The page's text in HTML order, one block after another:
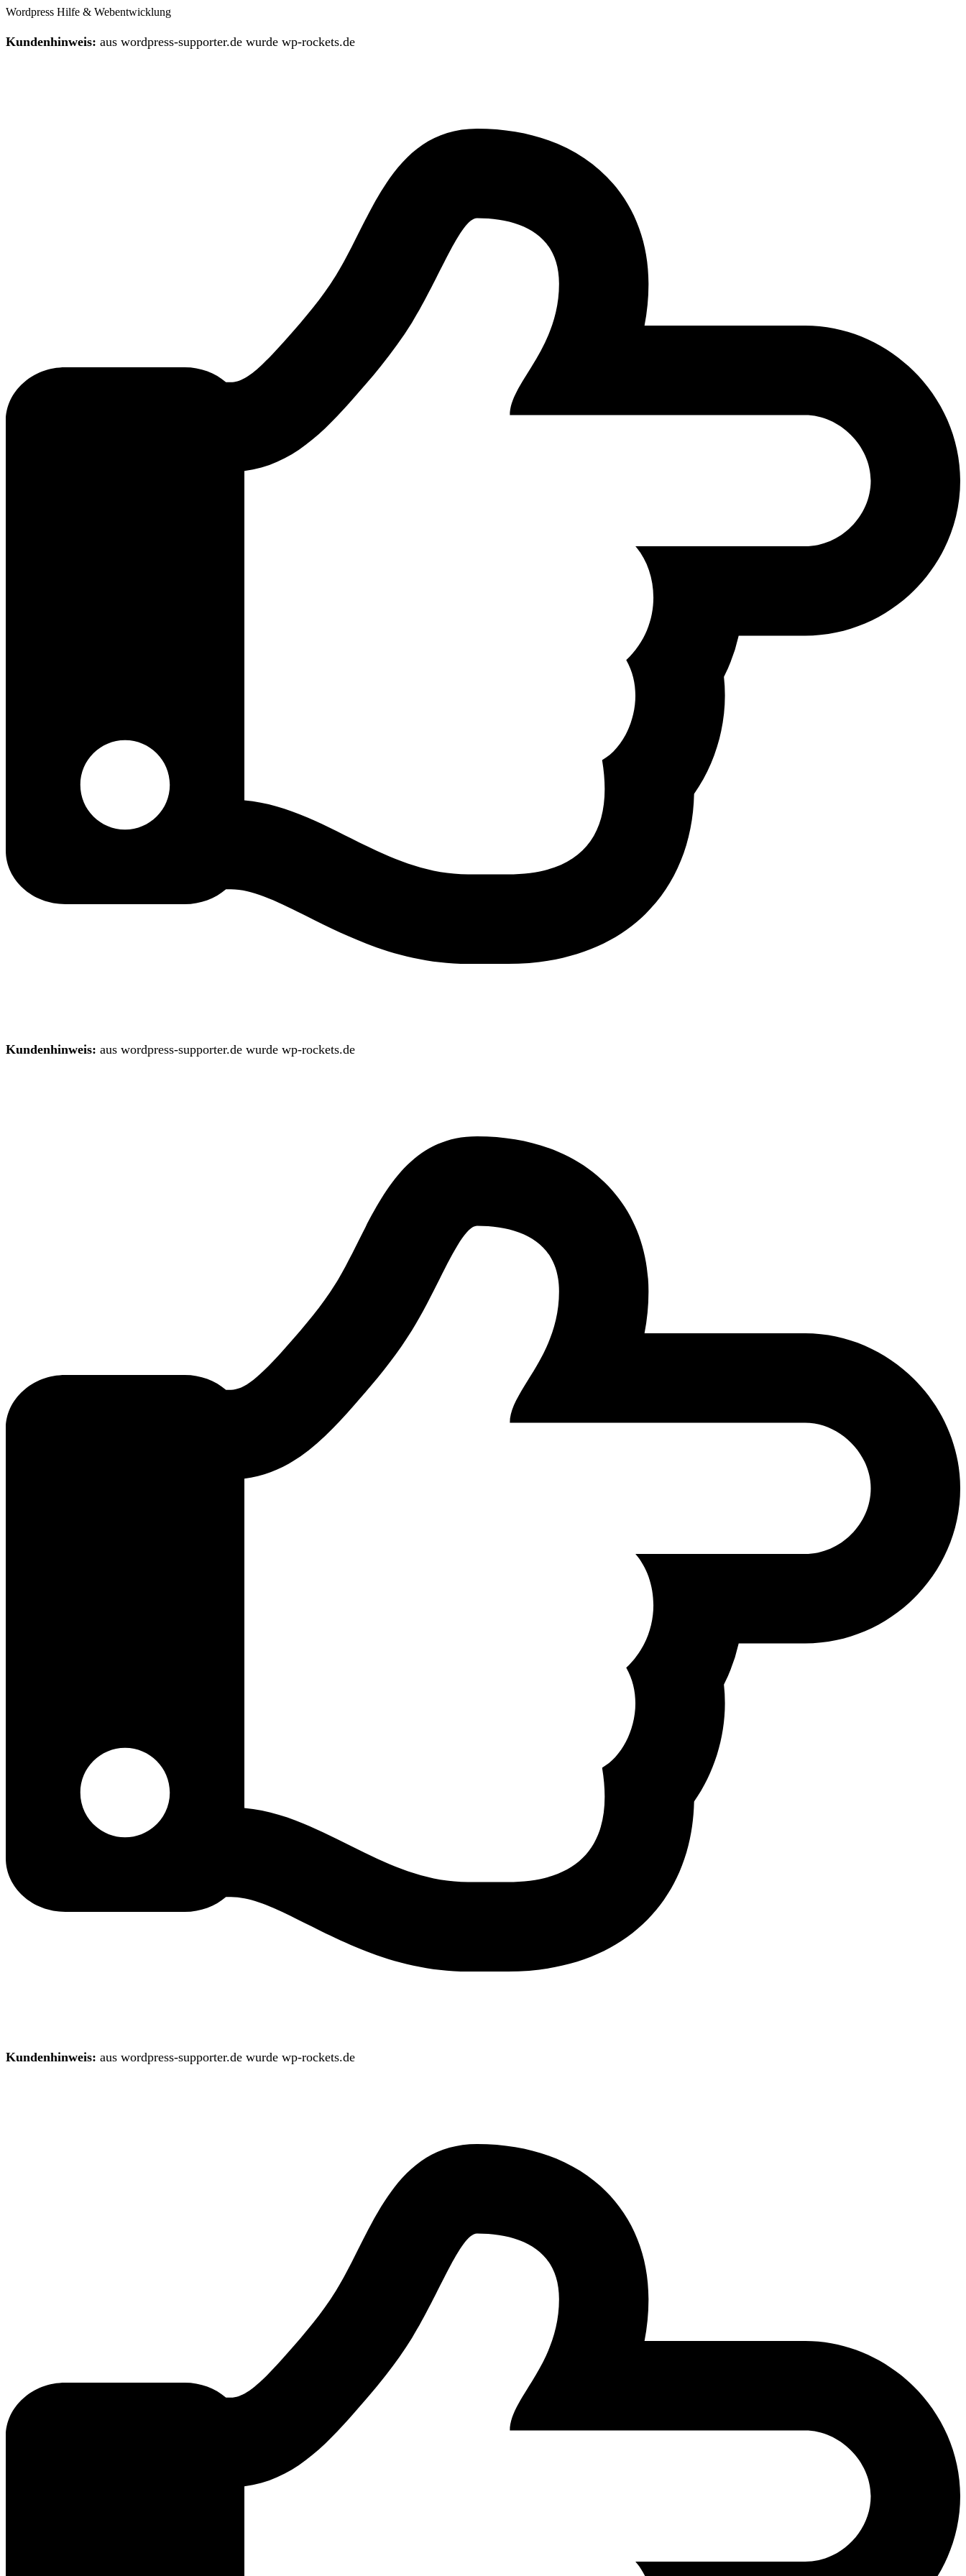
Wordpress Hilfe & Webentwicklung
Kundenhinweis: aus wordpress-supporter.de wurde wp-rockets.de
Kundenhinweis: aus wordpress-supporter.de wurde wp-rockets.de
Kundenhinweis: aus wordpress-supporter.de wurde wp-rockets.de